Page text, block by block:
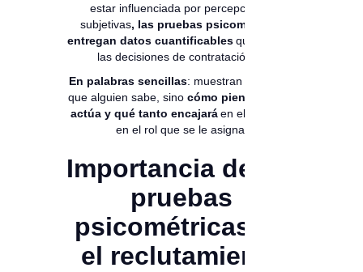
estar influenciada por percepciones
subjetivas, las pruebas psicométricas
entregan datos cuantificablesque apoyan
las decisiones de contratación 🧩
En palabras sencillas: muestran no solo lo
que alguien sabe, sino cómo piensa, cómo
actúa y qué tanto encajaráen el equipo y
en el rol que se le asigna.
Importancia de las
pruebas
psicométricas en
el reclutamiento